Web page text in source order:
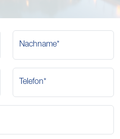
Nachname*
Telefon*